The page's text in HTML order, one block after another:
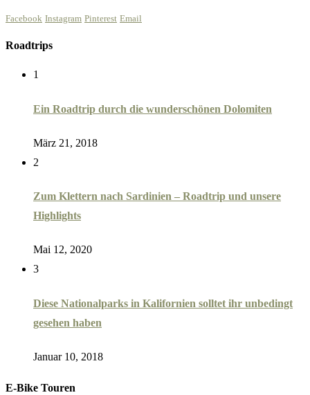
Facebook Instagram Pinterest Email
Roadtrips
1
Ein Roadtrip durch die wunderschönen Dolomiten
März 21, 2018
2
Zum Klettern nach Sardinien – Roadtrip und unsere
Highlights
Mai 12, 2020
3
Diese Nationalparks in Kalifornien solltet ihr unbedingt
gesehen haben
Januar 10, 2018
E-Bike Touren